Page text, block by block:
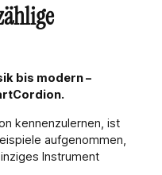
bis modern –
kennenzulernen, ist
aufgenommen,
Instrument